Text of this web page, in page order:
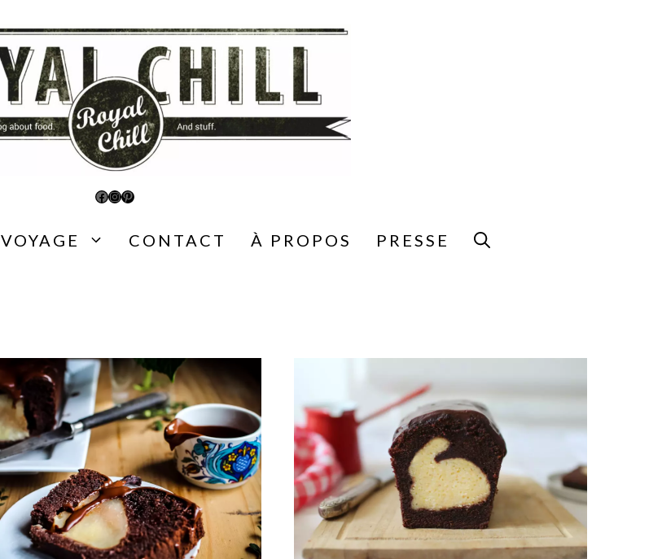
Facebook
Instagram
Pinterest
VOYAGE CONTACT À PROPOS PRESSE